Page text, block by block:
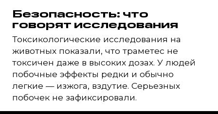
Безопасность: что
говорят исследования
Токсикологические исследования на
животных показали, что траметес не
токсичен даже в высоких дозах. У людей
побочные эффекты редки и обычно
легкие — изжога, вздутие. Серьезных
побочек не зафиксировали.